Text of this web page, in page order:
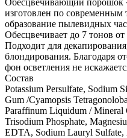
изготовлен по современным
образование пылевидных
Обесцвечивает до 7 тонов
Подходит для
блондирования. Благодаря
фон осветления не
Состав
Potassium Persulfate, Sodium
Gum /Cyamopsis
Paraffinum Liquidum / Mineral
Trisodium Phosphate,
EDTA, Sodium Lauryl Sulfate,